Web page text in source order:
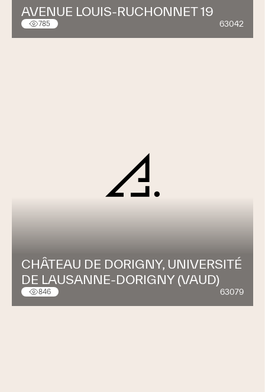
AVENUE LOUIS-RUCHONNET 19
785 63042
CHÂTEAU DE DORIGNY, UNIVERSITÉ
DE LAUSANNE-DORIGNY (VAUD)
846 63079